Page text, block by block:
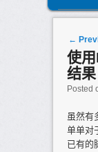
Post
←
使
结果
Posted
虽然有
单单对
已有的